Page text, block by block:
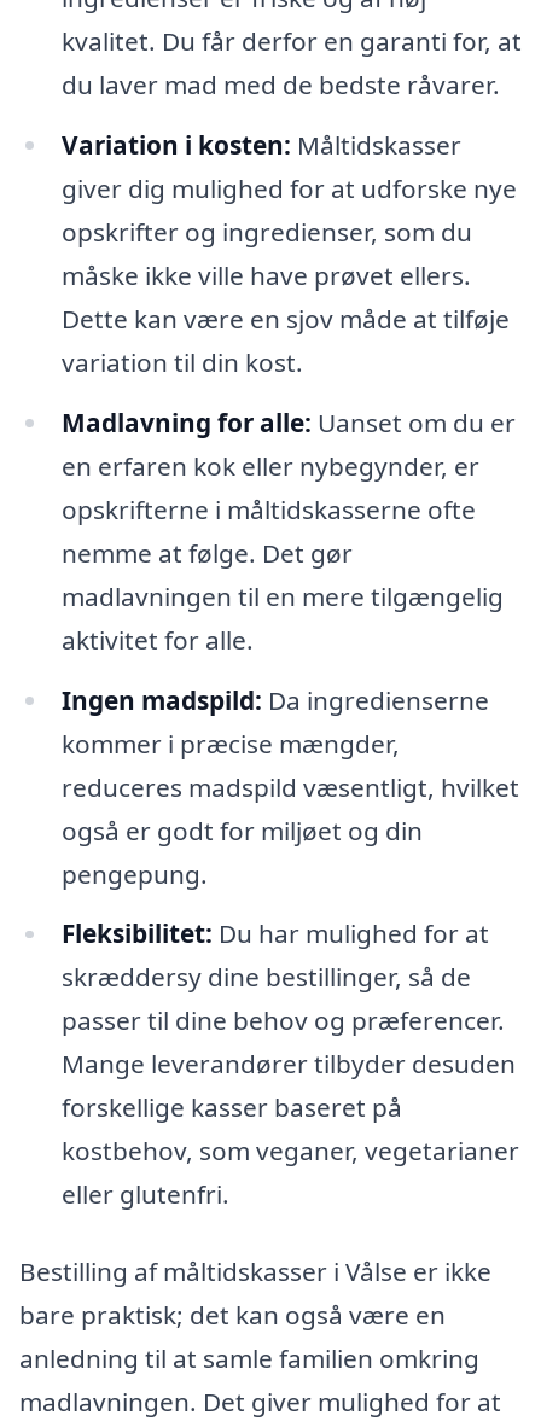
kvalitet. Du får derfor en garanti for, at
du laver mad med de bedste råvarer.
Variation i kosten: Måltidskasser
giver dig mulighed for at udforske nye
opskrifter og ingredienser, som du
måske ikke ville have prøvet ellers.
Dette kan være en sjov måde at tilføje
variation til din kost.
Madlavning for alle: Uanset om du er
en erfaren kok eller nybegynder, er
opskrifterne i måltidskasserne ofte
nemme at følge. Det gør
madlavningen til en mere tilgængelig
aktivitet for alle.
Ingen madspild: Da ingredienserne
kommer i præcise mængder,
reduceres madspild væsentligt, hvilket
også er godt for miljøet og din
pengepung.
Fleksibilitet: Du har mulighed for at
skræddersy dine bestillinger, så de
passer til dine behov og præferencer.
Mange leverandører tilbyder desuden
forskellige kasser baseret på
kostbehov, som veganer, vegetarianer
eller glutenfri.
Bestilling af måltidskasser i Vålse er ikke
bare praktisk; det kan også være en
anledning til at samle familien omkring
madlavningen. Det giver mulighed for at